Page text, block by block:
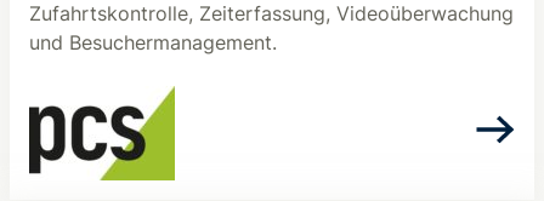
Zufahrtskontrolle, Zeiterfassung, Videoüberwachung
und Besuchermanagement.